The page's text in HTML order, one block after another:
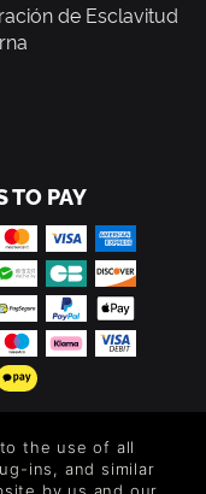
de Esclavitud
TO PAY
the use of all
ins, and similar